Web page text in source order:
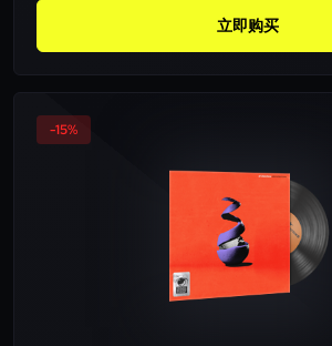
立即购买
-15%